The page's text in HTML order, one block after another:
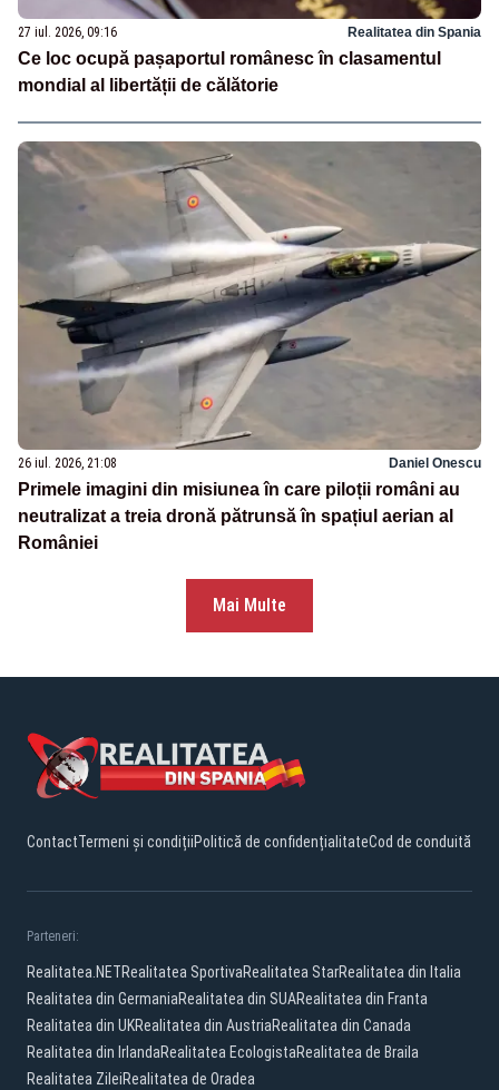
27 iul. 2026, 09:16 Realitatea din Spania
Ce loc ocupă pașaportul românesc în clasamentul
mondial al libertății de călătorie
26 iul. 2026, 21:08 Daniel Onescu
Primele imagini din misiunea în care piloții români au
neutralizat a treia dronă pătrunsă în spațiul aerian al
României
Mai Multe
ContactTermeni și condițiiPolitică de confidențialitateCod de conduită
Parteneri:
Realitatea.NETRealitatea SportivaRealitatea StarRealitatea din Italia
Realitatea din GermaniaRealitatea din SUARealitatea din Franta
Realitatea din UKRealitatea din AustriaRealitatea din Canada
Realitatea din IrlandaRealitatea EcologistaRealitatea de Braila
Realitatea ZileiRealitatea de Oradea